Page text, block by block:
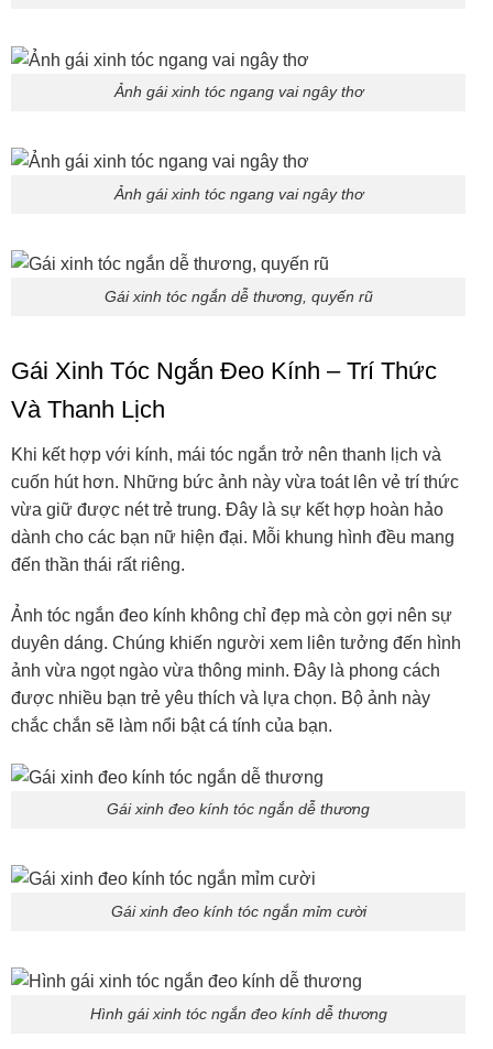
Ảnh gái xinh tóc ngang vai ngây thơ
Ảnh gái xinh tóc ngang vai ngây thơ
Gái xinh tóc ngắn dễ thương, quyến rũ
Gái Xinh Tóc Ngắn Đeo Kính – Trí Thức
Và Thanh Lịch
Khi kết hợp với kính, mái tóc ngắn trở nên thanh lịch và
cuốn hút hơn. Những bức ảnh này vừa toát lên vẻ trí thức
vừa giữ được nét trẻ trung. Đây là sự kết hợp hoàn hảo
dành cho các bạn nữ hiện đại. Mỗi khung hình đều mang
đến thần thái rất riêng.
Ảnh tóc ngắn đeo kính không chỉ đẹp mà còn gợi nên sự
duyên dáng. Chúng khiến người xem liên tưởng đến hình
ảnh vừa ngọt ngào vừa thông minh. Đây là phong cách
được nhiều bạn trẻ yêu thích và lựa chọn. Bộ ảnh này
chắc chắn sẽ làm nổi bật cá tính của bạn.
Gái xinh đeo kính tóc ngắn dễ thương
Gái xinh đeo kính tóc ngắn mỉm cười
Hình gái xinh tóc ngắn đeo kính dễ thương